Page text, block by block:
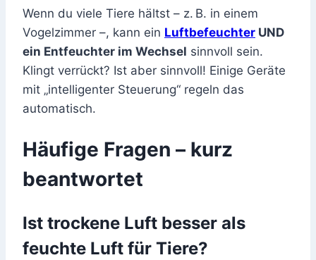
Wenn du viele Tiere hältst – z. B. in einem
Vogelzimmer –, kann ein Luftbefeuchter UND
ein Entfeuchter im Wechsel sinnvoll sein.
Klingt verrückt? Ist aber sinnvoll! Einige Geräte
mit „intelligenter Steuerung“ regeln das
automatisch.
Häufige Fragen – kurz
beantwortet
Ist trockene Luft besser als
feuchte Luft für Tiere?